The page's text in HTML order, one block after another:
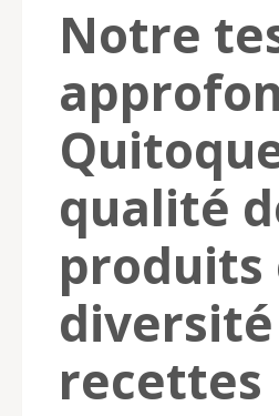
Notre
qualité
produits
recettes